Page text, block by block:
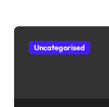
Uncategorised